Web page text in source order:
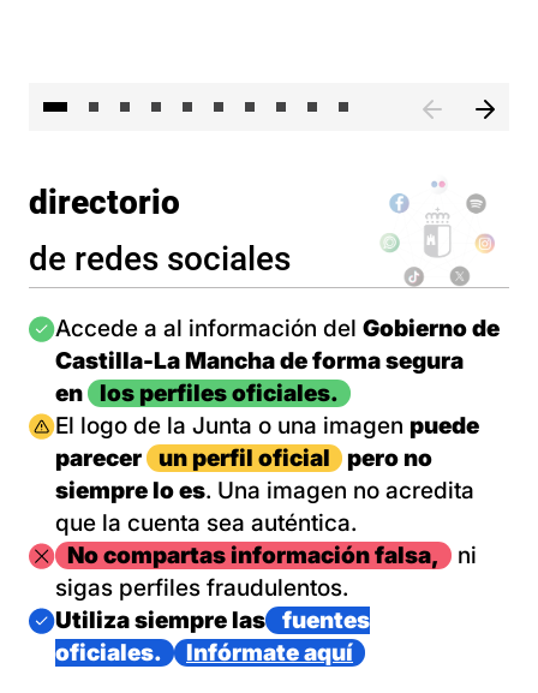
directorio
de redes sociales
Imagen
Accede a al información del Gobierno de
Castilla-La Mancha de forma segura
en
los perfiles oficiales.
Imagen
El logo de la Junta o una imagen puede
parecer
un perfil oficial
pero no
siempre lo es. Una imagen no acredita
que la cuenta sea auténtica.
ImagenNo compartas información falsa,
ni
sigas perfiles fraudulentos.
Imagen
Utiliza siempre las
fuentes
oficiales.
Infórmate aquí